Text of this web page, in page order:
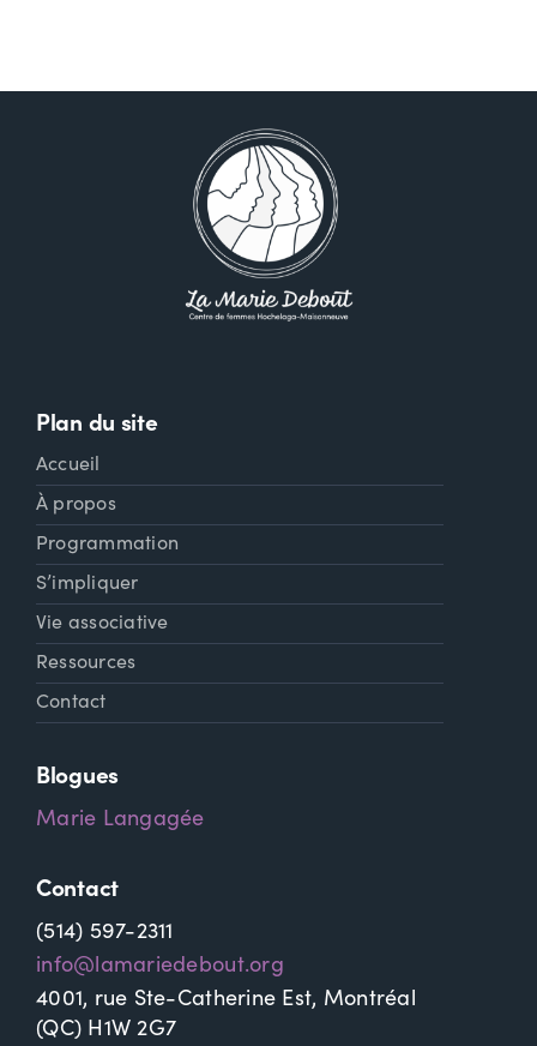
Plan du site
Accueil
À propos
Programmation
S’impliquer
Vie associative
Ressources
Contact
Blogues
Marie Langagée
Contact
(514) 597-2311
info@lamariedebout.org
4001, rue Ste-Catherine Est, Montréal
(QC) H1W 2G7